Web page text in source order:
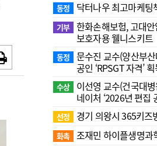
동정 닥터나우 최고마케팅
기부 한화손해보험, 고대
보호자용 웰니스키트
동정
문수진 교수( 양산부
공인 ‘RPSGT 자격’
수상
이선영 교수(건국대
네이처 ‘2026년 편집
선정 경기 의왕시 365키즈
화촉 조재민 하이플생명과